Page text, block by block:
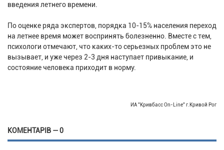
введения летнего времени.
По оценке ряда экспертов, порядка 10-15% населения переход
на летнее время может воспринять болезненно. Вместе с тем,
психологи отмечают, что каких-то серьезных проблем это не
вызывает, и уже через 2-3 дня наступает привыкание, и
состояние человека приходит в норму.
ИА "Кривбасс On-Line" г.Кривой Рог
КОМЕНТАРІВ — 0